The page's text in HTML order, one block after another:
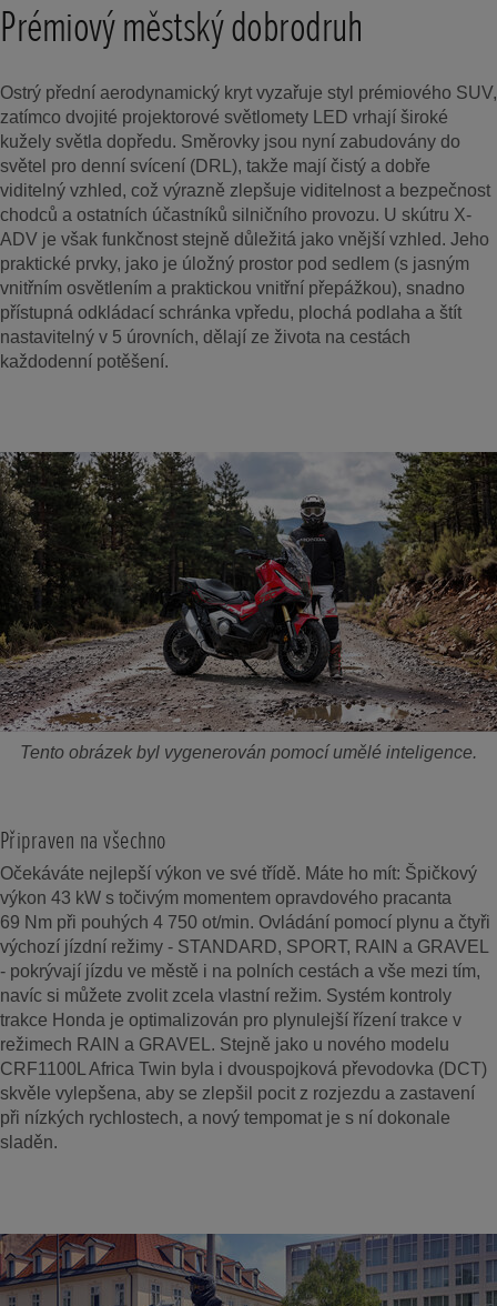
Prémiový městský dobrodruh
Ostrý přední aerodynamický kryt vyzařuje styl prémiového SUV,
zatímco dvojité projektorové světlomety LED vrhají široké
kužely světla dopředu. Směrovky jsou nyní zabudovány do
světel pro denní svícení (DRL), takže mají čistý a dobře
viditelný vzhled, což výrazně zlepšuje viditelnost a bezpečnost
chodců a ostatních účastníků silničního provozu. U skútru X-
ADV je však funkčnost stejně důležitá jako vnější vzhled. Jeho
praktické prvky, jako je úložný prostor pod sedlem (s jasným
vnitřním osvětlením a praktickou vnitřní přepážkou), snadno
přístupná odkládací schránka vpředu, plochá podlaha a štít
nastavitelný v 5 úrovních, dělají ze života na cestách
každodenní potěšení.
Tento obrázek byl vygenerován pomocí umělé inteligence.
Připraven na všechno
Očekáváte nejlepší výkon ve své třídě. Máte ho mít: Špičkový
výkon 43 kW s točivým momentem opravdového pracanta
69 Nm při pouhých 4 750 ot/min. Ovládání pomocí plynu a čtyři
výchozí jízdní režimy - STANDARD, SPORT, RAIN a GRAVEL
- pokrývají jízdu ve městě i na polních cestách a vše mezi tím,
navíc si můžete zvolit zcela vlastní režim. Systém kontroly
trakce Honda je optimalizován pro plynulejší řízení trakce v
režimech RAIN a GRAVEL. Stejně jako u nového modelu
CRF1100L Africa Twin byla i dvouspojková převodovka (DCT)
skvěle vylepšena, aby se zlepšil pocit z rozjezdu a zastavení
při nízkých rychlostech, a nový tempomat je s ní dokonale
sladěn.